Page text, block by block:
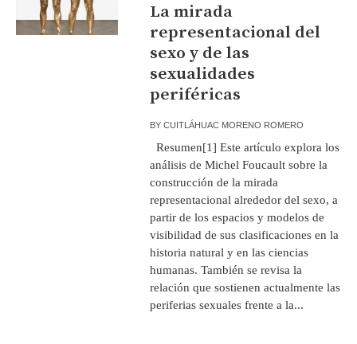
La mirada
representacional del
sexo y de las
sexualidades
periféricas
BYCUITLÁHUAC MORENO ROMERO
Resumen[1] Este artículo explora los
análisis de Michel Foucault sobre la
construcción de la mirada
representacional alrededor del sexo, a
partir de los espacios y modelos de
visibilidad de sus clasificaciones en la
historia natural y en las ciencias
humanas. También se revisa la
relación que sostienen actualmente las
periferias sexuales frente a la...